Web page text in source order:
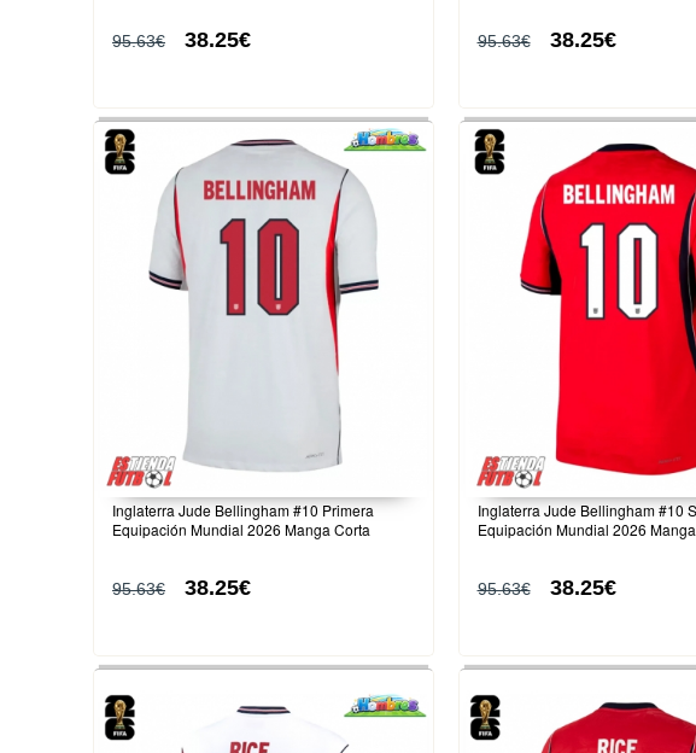
95.63€ 38.25€ 95.63€ 38.25€
Inglaterra Jude Bellingham #10 Primera
Equipación Mundial 2026 Manga Corta
95.63€ 38.25€
Inglaterra Jude Bellingham #10
Equipación Mundial 2026
95.63€ 38.25€